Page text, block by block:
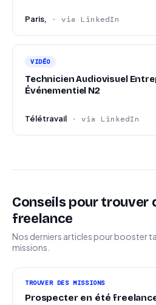
Paris, · via LinkedIn
VIDÉO
Technicien Audiovisuel
Événementiel N2
Télétravail · via LinkedIn
Conseils pour trouver
freelance
Nos derniers articles pour booster
missions.
TROUVER DES MISSIONS
Prospecter en été